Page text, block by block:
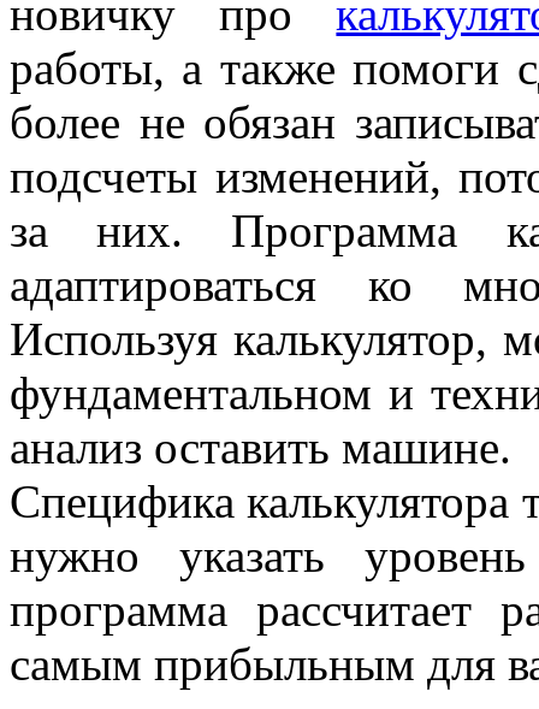
новичку про
работы, а также помоги
более не обязан
подсчеты изменений,
за них. Программа
адаптироваться ко
Используя калькулятор,
фундаментальном и
анализ оставить машине.
Специфика калькулятора
нужно указать
программа рассчитает
самым прибыльным для